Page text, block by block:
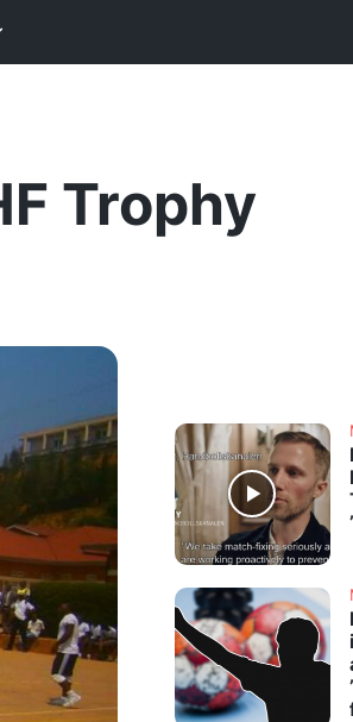
Trophy